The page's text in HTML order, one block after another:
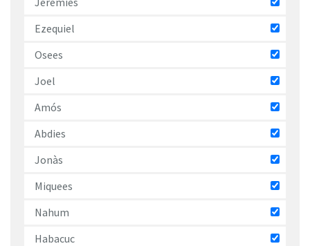
Ezequiel
Osees
Joel
Amós
Abdies
Jonàs
Miquees
Nahum
Habacuc